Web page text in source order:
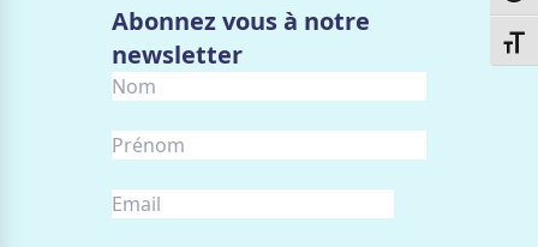
Abonnez vous à notre
newsletter